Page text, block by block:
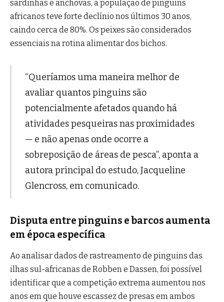
sardinhas e anchovas, a população de pinguins
africanos teve forte declínio nos últimos 30 anos,
caindo cerca de 80%. Os peixes são considerados
essenciais na rotina alimentar dos bichos.
“Queríamos uma maneira melhor de
avaliar quantos pinguins são
potencialmente afetados quando há
atividades pesqueiras nas proximidades
— e não apenas onde ocorre a
sobreposição de áreas de pesca”, aponta a
autora principal do estudo, Jacqueline
Glencross, em comunicado.
Disputa entre pinguins e barcos aumenta
em época específica
Ao analisar dados de rastreamento de pinguins das
ilhas sul-africanas de Robben e Dassen, foi possível
identificar que a competição extrema aumentou nos
anos em que houve escassez de presas em ambos